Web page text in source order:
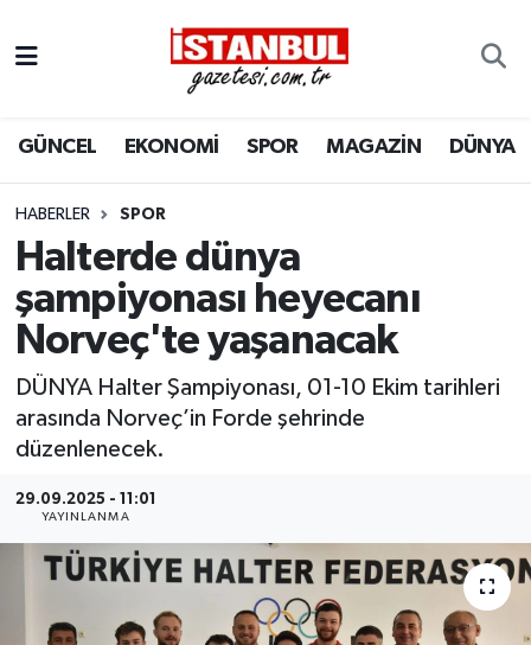
GÜNCEL EKONOMİ SPOR MAGAZİN DÜNYA
HABERLER SPOR
Halterde dünya
şampiyonası heyecanı
Norveç'te yaşanacak
DÜNYA Halter Şampiyonası, 01-10 Ekim tarihleri
arasında Norveç’in Forde şehrinde
düzenlenecek.
29.09.2025 - 11:01
YAYINLANMA
EKONOMİ
İSTANBUL
DÜNYA
SPOR
MAGAZİN
KÜLTÜR SANAT
SAĞLIK
BİLİM VE TEKNOLOJİ
OTOMOBİL
Nöbetçi Eczaneler
Hava Durumu
Trafik Durumu
Süper Lig Puan Durumu ve Fikstür
Tüm Manşetler
Son Dakika Haberleri
Haber Arşivi